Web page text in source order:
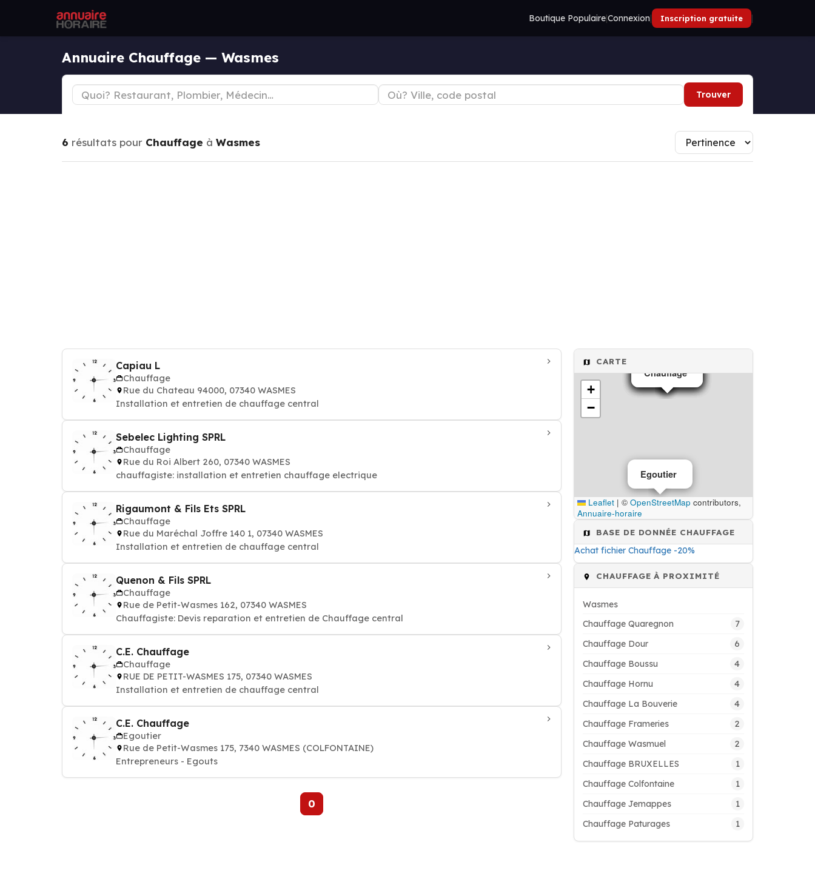
Boutique Populaire|Connexion| Inscription gratuite |
Annuaire Chauffage — Wasmes
Trouver
6 résultats pour Chauffage à Wasmes
Capiau L
Chauffage
Rue du Chateau 94000, 07340 WASMES
Installation et entretien de chauffage central
Sebelec Lighting SPRL
Chauffage
Rue du Roi Albert 260, 07340 WASMES
chauffagiste: installation et entretien chauffage electrique
Rigaumont & Fils Ets SPRL
Chauffage
Rue du Maréchal Joffre 140 1, 07340 WASMES
Installation et entretien de chauffage central
Quenon & Fils SPRL
Chauffage
Rue de Petit-Wasmes 162, 07340 WASMES
Chauffagiste: Devis reparation et entretien de Chauffage central
C.E. Chauffage
Chauffage
RUE DE PETIT-WASMES 175, 07340 WASMES
Installation et entretien de chauffage central
C.E. Chauffage
Egoutier
Rue de Petit-Wasmes 175, 7340 WASMES (COLFONTAINE)
Entrepreneurs - Egouts
0
CARTE
Chauffage
Chauffage
Chauffage
Chauffage
Chauffage
Egoutier
+
−
Leaflet | © OpenStreetMap contributors,
Annuaire-horaire
BASE DE DONNÉE CHAUFFAGE
Achat fichier Chauffage -20%
CHAUFFAGE À PROXIMITÉ
Wasmes
Chauffage Quaregnon
7
Chauffage Dour 6
Chauffage Boussu 4
Chauffage Hornu 4
Chauffage La Bouverie 4
Chauffage Frameries 2
Chauffage Wasmuel 2
Chauffage BRUXELLES 1
Chauffage Colfontaine 1
Chauffage Jemappes 1
Chauffage Paturages 1